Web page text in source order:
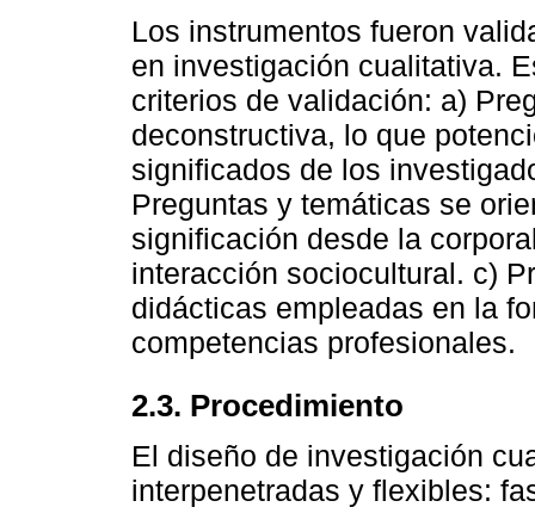
Los instrumentos fueron
en investigación cualitativa.
criterios de validación: a)
deconstructiva, lo que
significados de los
Preguntas y temáticas se
significación desde la
interacción sociocultural. c)
didácticas empleadas en la
competencias profesionales.
2.3. Procedimiento
El diseño de investigación
interpenetradas y flexibles: